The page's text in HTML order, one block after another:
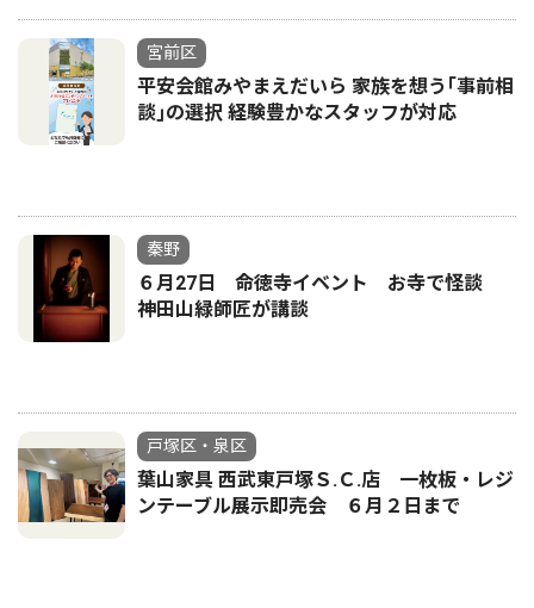
宮前区
平安会館みやまえだいら 家族を想う｢事前相
談｣の選択 経験豊かなスタッフが対応
秦野
６月27日 命徳寺イベント お寺で怪談
神田山緑師匠が講談
戸塚区・泉区
葉山家具 西武東戸塚Ｓ.Ｃ.店 一枚板・レジ
ンテーブル展示即売会 ６月２日まで